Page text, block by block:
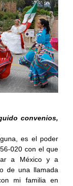
convenios,
es el poder
020 con el que
a México y a
de una llamada
mi familia en